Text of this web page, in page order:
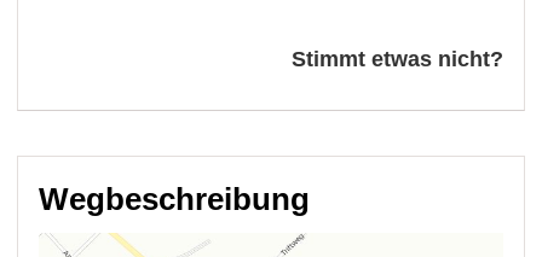
Stimmt etwas nicht?
Wegbeschreibung